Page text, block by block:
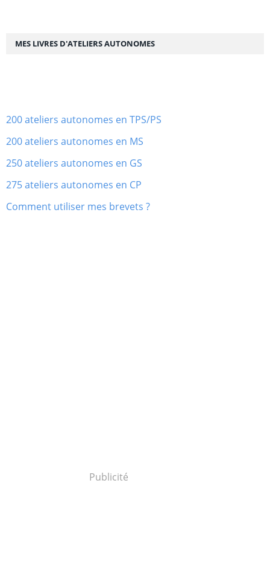
MES LIVRES D'ATELIERS AUTONOMES
200 ateliers autonomes en TPS/PS
200 ateliers autonomes en MS
250 ateliers autonomes en GS
275 ateliers autonomes en CP
Comment utiliser mes brevets ?
Publicité